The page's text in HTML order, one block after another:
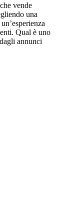
vende
una
Qual è uno
annunci